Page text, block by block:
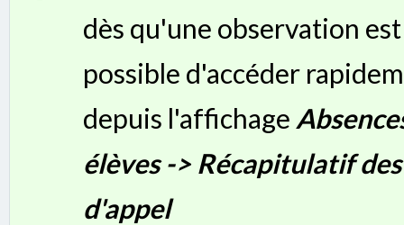
dès qu'une observation
possible d'accéder
depuis l'affichage
élèves -> Récapitulatif
d'appel